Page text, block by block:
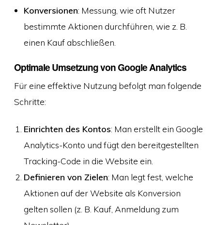
Konversionen: Messung, wie oft Nutzer
bestimmte Aktionen durchführen, wie z. B.
einen Kauf abschließen.
Optimale Umsetzung von Google Analytics
Für eine effektive Nutzung befolgt man folgende
Schritte:
Einrichten des Kontos: Man erstellt ein Google
Analytics-Konto und fügt den bereitgestellten
Tracking-Code in die Website ein.
Definieren von Zielen: Man legt fest, welche
Aktionen auf der Website als Konversion
gelten sollen (z. B. Kauf, Anmeldung zum